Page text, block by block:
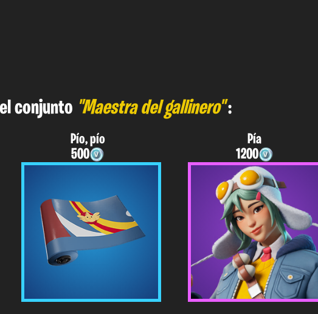
conjunto "Maestra del gallinero":
Pío, pío
500
Pía
1200